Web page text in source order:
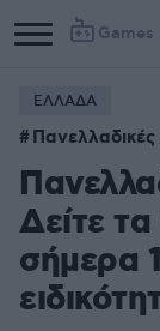
Games
Column
1
2
ΕΛΛΑΔΑ
Δείτε
σήμερα